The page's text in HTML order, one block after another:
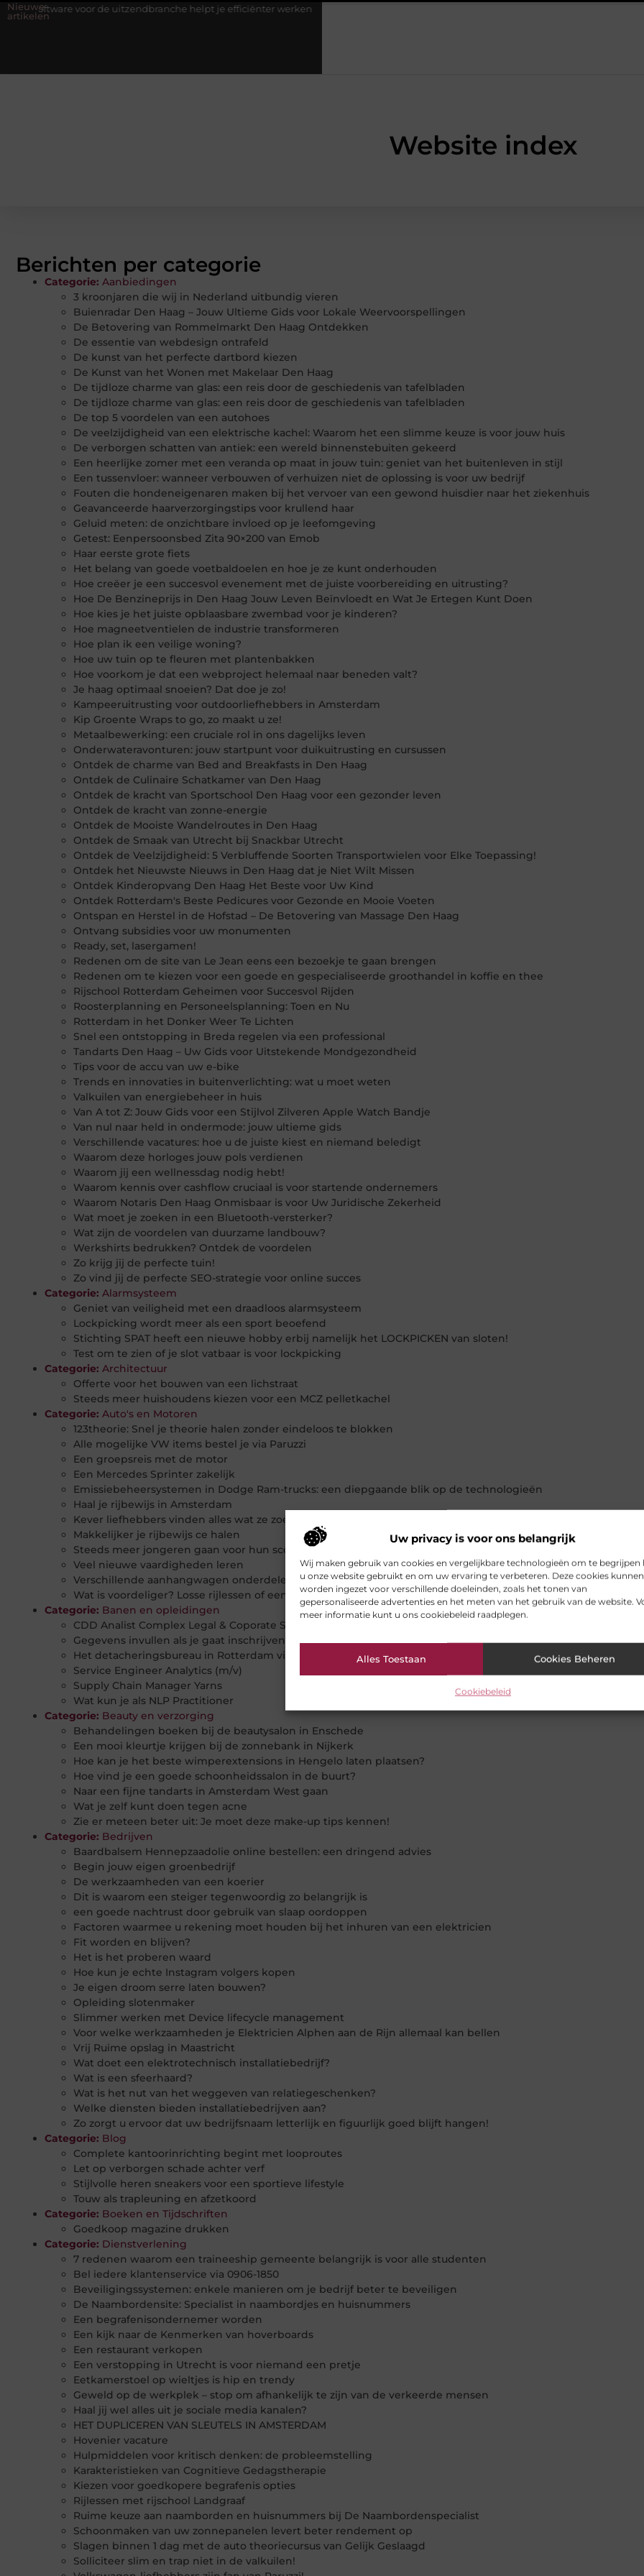
Uw privacy is voor ons belangrijk
Wij maken gebruik van cookies en vergelijkbare technologieën om te begrijpen
u onze website gebruikt en om uw ervaring te verbeteren. Deze cookies kunnen
worden ingezet voor verschillende doeleinden, zoals het tonen van
gepersonaliseerde advertenties en het meten van het gebruik van de website.
meer informatie kunt u ons cookiebeleid raadplegen.
Alles Toestaan Cookies Beheren
Cookiebeleid
Nieuwe
artikelen
voor de uitzendbranche helpt je efficiënter werken Stijlvolle heren sneakers voor een sportieve lifestyle
Website index
Berichten per categorie
Categorie: Aanbiedingen
3 kroonjaren die wij in Nederland uitbundig vieren
Buienradar Den Haag – Jouw Ultieme Gids voor Lokale Weervoorspellingen
De Betovering van Rommelmarkt Den Haag Ontdekken
De essentie van webdesign ontrafeld
De kunst van het perfecte dartbord kiezen
De Kunst van het Wonen met Makelaar Den Haag
De tijdloze charme van glas: een reis door de geschiedenis van tafelbladen
De tijdloze charme van glas: een reis door de geschiedenis van tafelbladen
De top 5 voordelen van een autohoes
De veelzijdigheid van een elektrische kachel: Waarom het een slimme keuze is voor jouw huis
De verborgen schatten van antiek: een wereld binnenstebuiten gekeerd
Een heerlijke zomer met een veranda op maat in jouw tuin: geniet van het buitenleven in stijl
Een tussenvloer: wanneer verbouwen of verhuizen niet de oplossing is voor uw bedrijf
Fouten die hondeneigenaren maken bij het vervoer van een gewond huisdier naar het ziekenhuis
Geavanceerde haarverzorgingstips voor krullend haar
Geluid meten: de onzichtbare invloed op je leefomgeving
Getest: Eenpersoonsbed Zita 90×200 van Emob
Haar eerste grote fiets
Het belang van goede voetbaldoelen en hoe je ze kunt onderhouden
Hoe creëer je een succesvol evenement met de juiste voorbereiding en uitrusting?
Hoe De Benzineprijs in Den Haag Jouw Leven Beïnvloedt en Wat Je Ertegen Kunt Doen
Hoe kies je het juiste opblaasbare zwembad voor je kinderen?
Hoe magneetventielen de industrie transformeren
Hoe plan ik een veilige woning?
Hoe uw tuin op te fleuren met plantenbakken
Hoe voorkom je dat een webproject helemaal naar beneden valt?
Je haag optimaal snoeien? Dat doe je zo!
Kampeeruitrusting voor outdoorliefhebbers in Amsterdam
Kip Groente Wraps to go, zo maakt u ze!
Metaalbewerking: een cruciale rol in ons dagelijks leven
Onderwateravonturen: jouw startpunt voor duikuitrusting en cursussen
Ontdek de charme van Bed and Breakfasts in Den Haag
Ontdek de Culinaire Schatkamer van Den Haag
Ontdek de kracht van Sportschool Den Haag voor een gezonder leven
Ontdek de kracht van zonne-energie
Ontdek de Mooiste Wandelroutes in Den Haag
Ontdek de Smaak van Utrecht bij Snackbar Utrecht
Ontdek de Veelzijdigheid: 5 Verbluffende Soorten Transportwielen voor Elke Toepassing!
Ontdek het Nieuwste Nieuws in Den Haag dat je Niet Wilt Missen
Ontdek Kinderopvang Den Haag Het Beste voor Uw Kind
Ontdek Rotterdam's Beste Pedicures voor Gezonde en Mooie Voeten
Ontspan en Herstel in de Hofstad – De Betovering van Massage Den Haag
Ontvang subsidies voor uw monumenten
Ready, set, lasergamen!
Redenen om de site van Le Jean eens een bezoekje te gaan brengen
Redenen om te kiezen voor een goede en gespecialiseerde groothandel in koffie en thee
Rijschool Rotterdam Geheimen voor Succesvol Rijden
Roosterplanning en Personeelsplanning: Toen en Nu
Rotterdam in het Donker Weer Te Lichten
Snel een ontstopping in Breda regelen via een professional
Tandarts Den Haag – Uw Gids voor Uitstekende Mondgezondheid
Tips voor de accu van uw e-bike
Trends en innovaties in buitenverlichting: wat u moet weten
Valkuilen van energiebeheer in huis
Van A tot Z: Jouw Gids voor een Stijlvol Zilveren Apple Watch Bandje
Van nul naar held in ondermode: jouw ultieme gids
Verschillende vacatures: hoe u de juiste kiest en niemand beledigt
Waarom deze horloges jouw pols verdienen
Waarom jij een wellnessdag nodig hebt!
Waarom kennis over cashflow cruciaal is voor startende ondernemers
Waarom Notaris Den Haag Onmisbaar is voor Uw Juridische Zekerheid
Wat moet je zoeken in een Bluetooth-versterker?
Wat zijn de voordelen van duurzame landbouw?
Werkshirts bedrukken? Ontdek de voordelen
Zo krijg jij de perfecte tuin!
Zo vind jij de perfecte SEO-strategie voor online succes
Categorie: Alarmsysteem
Geniet van veiligheid met een draadloos alarmsysteem
Lockpicking wordt meer als een sport beoefend
Stichting SPAT heeft een nieuwe hobby erbij namelijk het LOCKPICKEN van sloten!
Test om te zien of je slot vatbaar is voor lockpicking
Categorie: Architectuur
Offerte voor het bouwen van een lichstraat
Steeds meer huishoudens kiezen voor een MCZ pelletkachel
Categorie: Auto's en Motoren
123theorie: Snel je theorie halen zonder eindeloos te blokken
Alle mogelijke VW items bestel je via Paruzzi
Een groepsreis met de motor
Een Mercedes Sprinter zakelijk
Emissiebeheersystemen in Dodge Ram-trucks: een diepgaande blik op de technologieën
Haal je rijbewijs in Amsterdam
Kever liefhebbers vinden alles wat ze zoeken
Makkelijker je rijbewijs ce halen
Steeds meer jongeren gaan voor hun scooter rijbewijs
Veel nieuwe vaardigheden leren
Verschillende aanhangwagen onderdelen onder een dak
Wat is voordeliger? Losse rijlessen of een pakket?
Categorie: Banen en opleidingen
CDD Analist Complex Legal & Coporate Structures
Gegevens invullen als je gaat inschrijven bij een uitzendbureau in Breda
Het detacheringsbureau in Rotterdam vindt de perfecte baan
Service Engineer Analytics (m/v)
Supply Chain Manager Yarns
Wat kun je als NLP Practitioner
Categorie: Beauty en verzorging
Behandelingen boeken bij de beautysalon in Enschede
Een mooi kleurtje krijgen bij de zonnebank in Nijkerk
Hoe kan je het beste wimperextensions in Hengelo laten plaatsen?
Hoe vind je een goede schoonheidssalon in de buurt?
Naar een fijne tandarts in Amsterdam West gaan
Wat je zelf kunt doen tegen acne
Zie er meteen beter uit: Je moet deze make-up tips kennen!
Categorie: Bedrijven
Baardbalsem Hennepzaadolie online bestellen: een dringend advies
Begin jouw eigen groenbedrijf
De werkzaamheden van een koerier
Dit is waarom een steiger tegenwoordig zo belangrijk is
een goede nachtrust door gebruik van slaap oordoppen
Factoren waarmee u rekening moet houden bij het inhuren van een elektricien
Fit worden en blijven?
Het is het proberen waard
Hoe kun je echte Instagram volgers kopen
Je eigen droom serre laten bouwen?
Opleiding slotenmaker
Slimmer werken met Device lifecycle management
Voor welke werkzaamheden je Elektricien Alphen aan de Rijn allemaal kan bellen
Vrij Ruime opslag in Maastricht
Wat doet een elektrotechnisch installatiebedrijf?
Wat is een sfeerhaard?
Wat is het nut van het weggeven van relatiegeschenken?
Welke diensten bieden installatiebedrijven aan?
Zo zorgt u ervoor dat uw bedrijfsnaam letterlijk en figuurlijk goed blijft hangen!
Categorie: Blog
Complete kantoorinrichting begint met looproutes
Let op verborgen schade achter verf
Stijlvolle heren sneakers voor een sportieve lifestyle
Touw als trapleuning en afzetkoord
Categorie: Boeken en Tijdschriften
Goedkoop magazine drukken
Categorie: Dienstverlening
7 redenen waarom een traineeship gemeente belangrijk is voor alle studenten
Bel iedere klantenservice via 0906-1850
Beveiligingssystemen: enkele manieren om je bedrijf beter te beveiligen
De Naambordensite: Specialist in naambordjes en huisnummers
Een begrafenisondernemer worden
Een kijk naar de Kenmerken van hoverboards
Een restaurant verkopen
Een verstopping in Utrecht is voor niemand een pretje
Eetkamerstoel op wieltjes is hip en trendy
Geweld op de werkplek – stop om afhankelijk te zijn van de verkeerde mensen
Haal jij wel alles uit je sociale media kanalen?
HET DUPLICEREN VAN SLEUTELS IN AMSTERDAM
Hovenier vacature
Hulpmiddelen voor kritisch denken: de probleemstelling
Karakteristieken van Cognitieve Gedagstherapie
Kiezen voor goedkopere begrafenis opties
Rijlessen met rijschool Landgraaf
Ruime keuze aan naamborden en huisnummers bij De Naambordenspecialist
Schoonmaken van uw zonnepanelen levert beter rendement op
Slagen binnen 1 dag met de auto theoriecursus van Gelijk Geslaagd
Solliciteer slim en trap niet in de valkuilen!